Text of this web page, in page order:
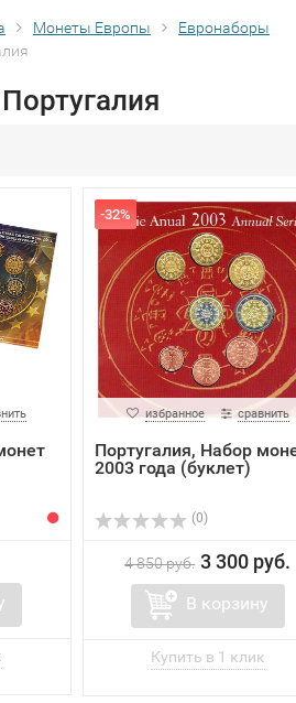
Монеты Европы
Евронаборы
-32%
избранное сравнить
Португалия, Набор
2003 года (буклет)
(0)
4 850 руб. 3 300 руб.
В корзину